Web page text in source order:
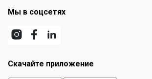
Мы в соцсетях
Скачайте приложение